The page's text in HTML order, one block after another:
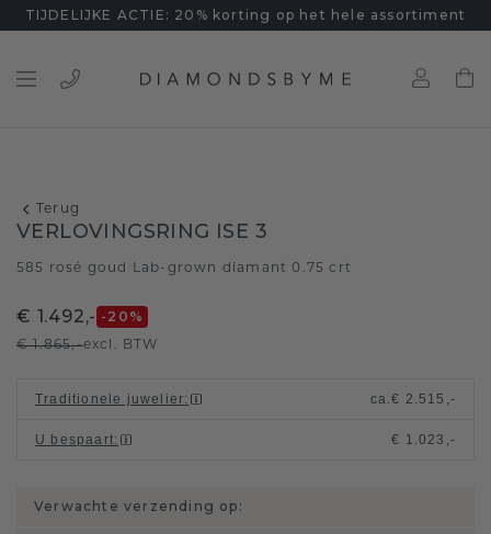
TIJDELIJKE ACTIE: 20% korting op het hele assortiment
Terug
VERLOVINGSRING ISE 3
585 rosé goud Lab-grown diamant 0.75 crt
€ 1.492,- -20 %
€ 1.865,-excl. BTW
Traditionele juwelier: ca.€ 2.515,-
U bespaart: € 1.023,-
Verwachte verzending op: